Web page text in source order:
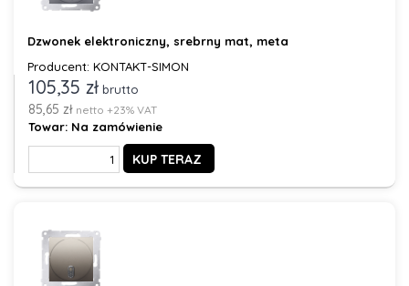
Dzwonek elektroniczny, srebrny mat, meta
Producent: KONTAKT-SIMON
105,35 zł brutto
85,65 zł netto +23% VAT
Towar: Na zamówienie
KUP TERAZ